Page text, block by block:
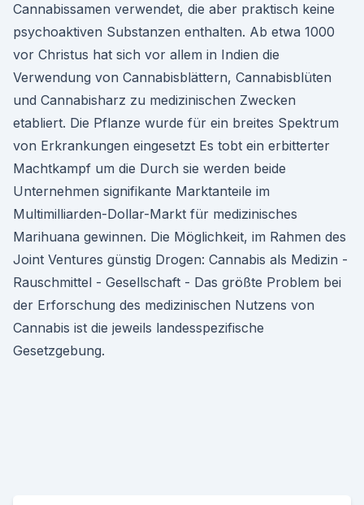
Cannabissamen verwendet, die aber praktisch keine
psychoaktiven Substanzen enthalten. Ab etwa 1000
vor Christus hat sich vor allem in Indien die
Verwendung von Cannabisblättern, Cannabisblüten
und Cannabisharz zu medizinischen Zwecken
etabliert. Die Pflanze wurde für ein breites Spektrum
von Erkrankungen eingesetzt Es tobt ein erbitterter
Machtkampf um die Durch sie werden beide
Unternehmen signifikante Marktanteile im
Multimilliarden-Dollar-Markt für medizinisches
Marihuana gewinnen. Die Möglichkeit, im Rahmen des
Joint Ventures günstig Drogen: Cannabis als Medizin -
Rauschmittel - Gesellschaft - Das größte Problem bei
der Erforschung des medizinischen Nutzens von
Cannabis ist die jeweils landesspezifische
Gesetzgebung.